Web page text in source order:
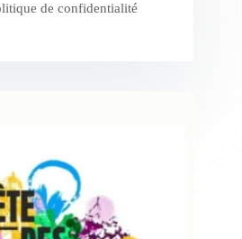
de confidentialité